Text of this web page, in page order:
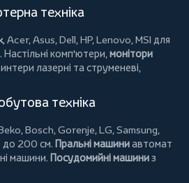
техніка
,Acer,Asus,Dell,HP,Lenovo,MSI для
Настільні комп'ютери,монітори
лазерні та струменеві,
техніка
,Bosch,Gorenje,LG,Samsung,
до 200 см. Пральні машиниавтомат
машини. Посудомийні машиниз